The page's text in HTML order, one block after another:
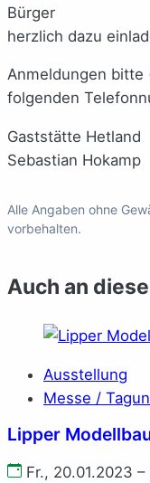
Bürger
herzlich dazu
Anmeldungen bitte
folgenden
Gaststätte
Sebastian
Alle Angaben ohne
vorbehalten.
Auch an
Ausstellung
Messe /
Lipper
Fr., 20.01.2023